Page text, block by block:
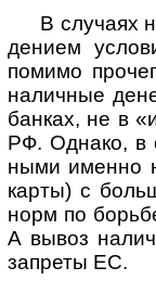
В случаях
дением
помимо
наличные
банках, не в
РФ. Однако, в
ными именно
карты) с
норм по
А вывоз
запреты ЕС.